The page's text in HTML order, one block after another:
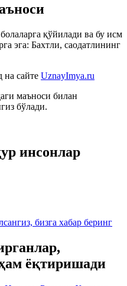
қўйилади ва бу исм
эга: Бахтли, саодатлининг
на сайте UznayImya.ru
маъноси билан
бўлади.
инсонлар
бизга хабар беринг
ёқтиришади